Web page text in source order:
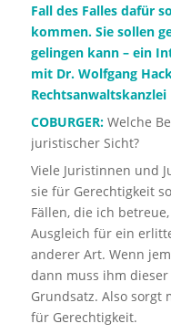
Fall des Falles dafür
kommen. Sie sollen
gelingen kann – ein
mit Dr. Wolfgang
COBURGER:Welche
juristischer Sicht?
Viele Juristinnen und
sie für Gerechtigkeit
Fällen, die ich
Ausgleich für ein
anderer Art. Wenn
dann muss ihm
Grundsatz. Also sorgt
für Gerechtigkeit.